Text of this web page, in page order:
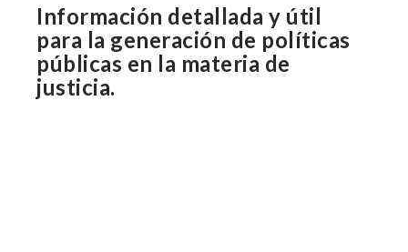
Información detallada y útil
para la generación de políticas
públicas en la materia de
justicia.